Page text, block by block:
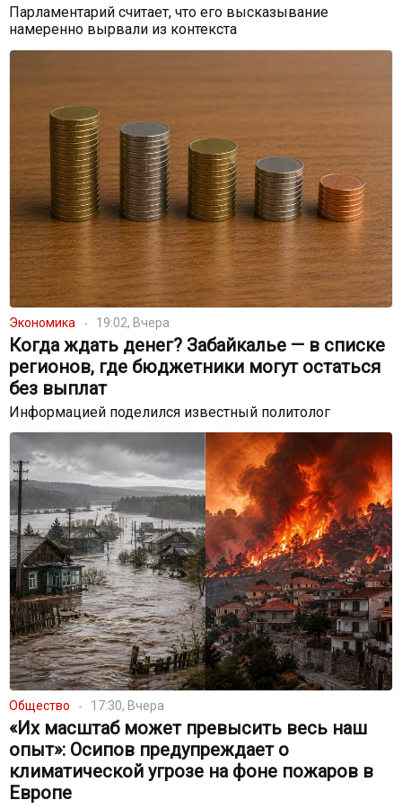
Парламентарий считает, что его высказывание
намеренно вырвали из контекста
Экономика 19:02, Вчера
Когда ждать денег? Забайкалье — в списке
регионов, где бюджетники могут остаться
без выплат
Информацией поделился известный политолог
Общество 17:30, Вчера
«Их масштаб может превысить весь наш
опыт»: Осипов предупреждает о
климатической угрозе на фоне пожаров в
Европе